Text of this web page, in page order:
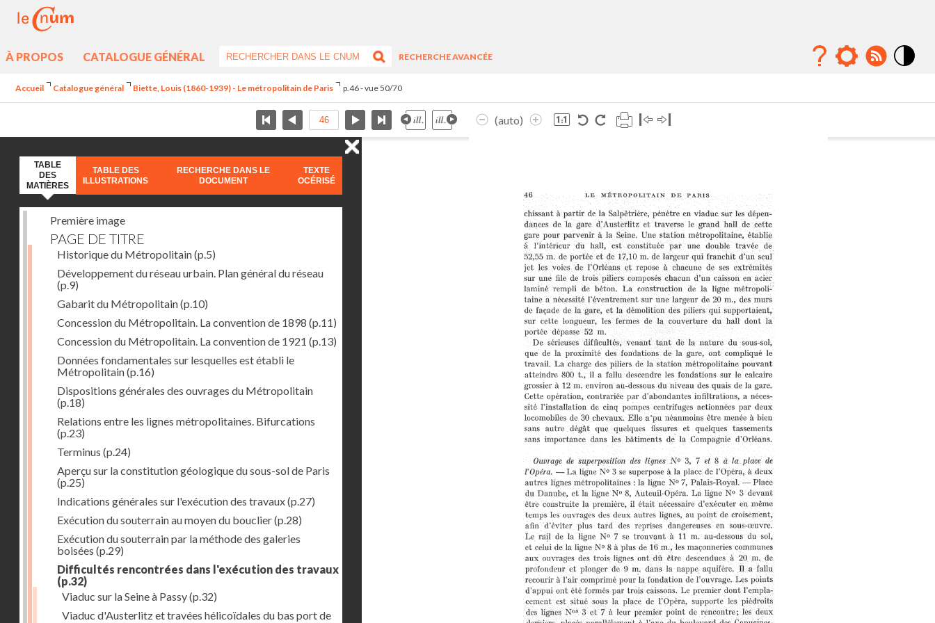
À PROPOS CATALOGUE GÉNÉRAL
RECHERCHE AVANCÉE
Accueil Catalogue général Biette, Louis (1860-1939) - Le métropolitain de Paris p.46 - vue 50/70
(auto)
TABLE
DES
MATIÈRES
TABLE DES
ILLUSTRATIONS
RECHERCHE DANS LE
DOCUMENT
TEXTE
OCÉRISÉ
Première image
PAGE DE TITRE
Historique du Métropolitain(p.5)
Développement du réseau urbain. Plan général du réseau
(p.9)
Gabarit du Métropolitain(p.10)
Concession du Métropolitain. La convention de 1898 (p.11)
Concession du Métropolitain. La convention de 1921 (p.13)
Données fondamentales sur lesquelles est établi le
Métropolitain(p.16)
Dispositions générales des ouvrages du Métropolitain
(p.18)
Relations entre les lignes métropolitaines. Bifurcations
(p.23)
Terminus (p.24)
Aperçu sur la constitution géologique du sous-sol de Paris
(p.25)
Indications générales sur l'exécution des travaux(p.27)
Exécution du souterrain au moyen du bouclier(p.28)
Exécution du souterrain par la méthode des galeries
boisées (p.29)
Difficultés rencontrées dans l'exécution des travaux
(p.32)
Viaduc sur la Seine à Passy(p.32)
Viaduc d'Austerlitz et travées hélicoïdales du bas port de